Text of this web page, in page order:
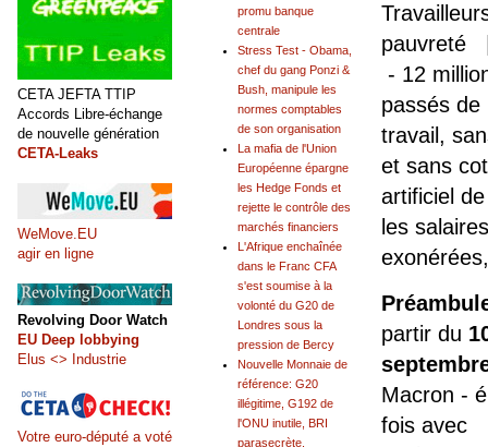
pauvreté
- 12
passés de
travail,
et sans
artificiel
les
partir du
Macron -
fois avec
promu banque
centrale
Stress Test - Obama,
chef du gang Ponzi &
Bush, manipule les
normes comptables
de son organisation
La mafia de l'Union
Européenne épargne
les Hedge Fonds et
rejette le contrôle des
marchés financiers
L'Afrique enchaînée
dans le Franc CFA
s'est soumise à la
volonté du G20 de
Londres sous la
pression de Bercy
Nouvelle Monnaie de
référence: G20
illégitime, G192 de
l'ONU inutile, BRI
parasecrète,
CETA JEFTA TTIP
Accords Libre-échange
de nouvelle génération
CETA-Leaks
WeMove.EU
agir en ligne
Revolving Door Watch
EU Deep lobbying
Elus <> Industrie
Votre euro-député a voté